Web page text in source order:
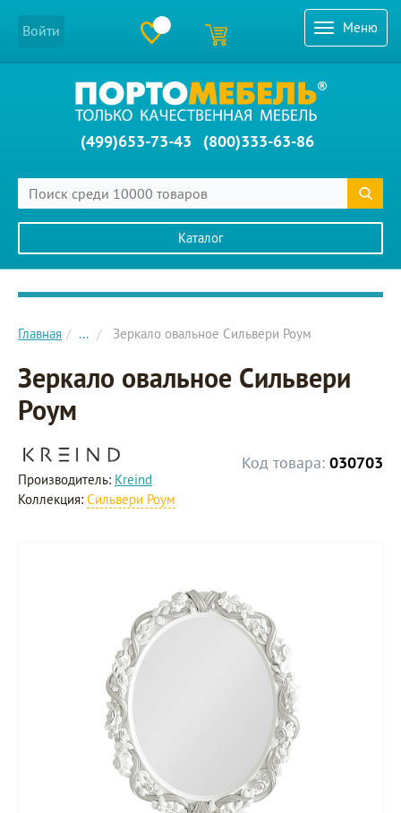
Меню
Войти
(499)653-73-43 (800)333-63-86
Каталог
Главное меню сайта
Главная ... Зеркало овальное Сильвери Роум
Зеркало овальное Сильвери
Роум
Код товара: 030703
Производитель: Kreind
Коллекция: Сильвери Роум